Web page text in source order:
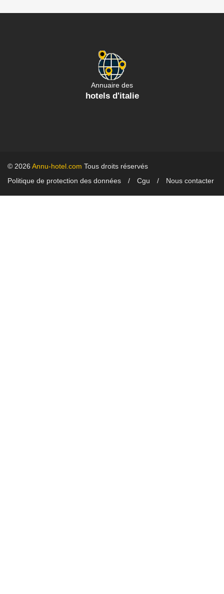
Annuaire des
hotels d'italie
© 2026 Annu-hotel.com Tous droits réservés
Politique de protection des données
Cgu Nous contacter